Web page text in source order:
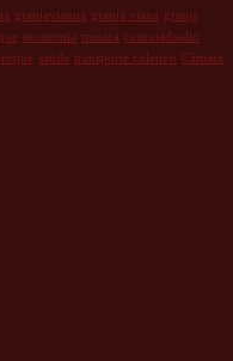
granjavianna granja viana granja
economia música caucaiadoalto
saúde transporte coletivo Câmara